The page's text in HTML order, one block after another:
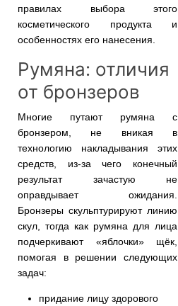
правилах выбора этого
косметического продукта и
особенностях его нанесения.
Румяна: отличия
от бронзеров
Многие путают румяна с
бронзером, не вникая в
технологию накладывания этих
средств, из-за чего конечный
результат зачастую не
оправдывает ожидания.
Бронзеры скульптурируют линию
скул, тогда как румяна для лица
подчеркивают «яблочки» щёк,
помогая в решении следующих
задач:
придание лицу здорового